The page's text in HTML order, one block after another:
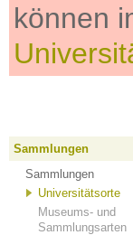
können
Sammlungen
Sammlungen
Universitätsorte
Museums- und
Sammlungsarten